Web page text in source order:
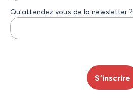
Qu’attendez vous de la newsletter ?